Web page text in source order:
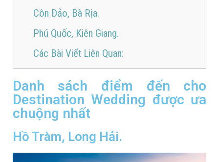
Côn Đảo, Bà Rịa.
Phú Quốc, Kiên Giang.
Các Bài Viết Liên Quan:
Danh sách điểm đến cho
Destination Wedding được ưa
chuộng nhất
Hồ Tràm, Long Hải.